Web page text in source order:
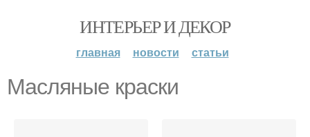
ИНТЕРЬЕР И ДЕКОР
главная новости статьи
Масляные краски